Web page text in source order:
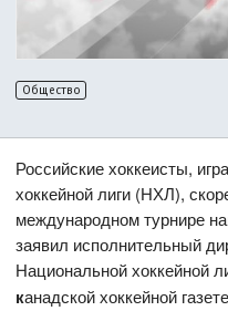
Общество
Российские хоккеисты,
хоккейной лиги (НХЛ),
международном турнире
заявил исполнительный
Национальной хоккейной
канадской хоккейной газете